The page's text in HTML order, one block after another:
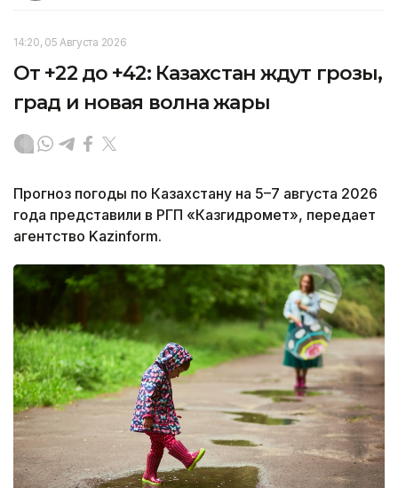
14:20, 05 Августа 2026
От +22 до +42: Казахстан ждут грозы,
град и новая волна жары
Прогноз погоды по Казахстану на 5–7 августа 2026
года представили в РГП «Казгидромет», передает
агентство Kazinform.